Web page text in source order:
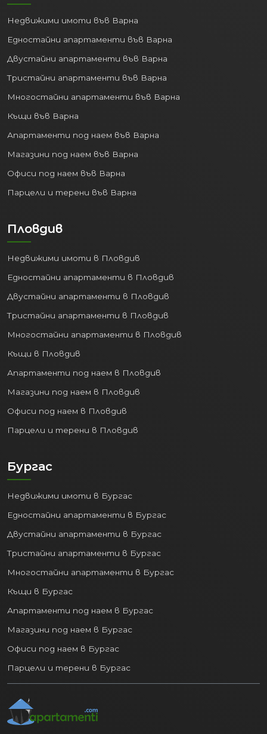
Недвижими имоти във Варна
Едностайни апартаменти във Варна
Двустайни апартаменти във Варна
Тристайни апартаменти във Варна
Многостайни апартаменти във Варна
Къщи във Варна
Апартаменти под наем във Варна
Магазини под наем във Варна
Офиси под наем във Варна
Парцели и терени във Варна
Пловдив
Недвижими имоти в Пловдив
Едностайни апартаменти в Пловдив
Двустайни апартаменти в Пловдив
Тристайни апартаменти в Пловдив
Многостайни апартаменти в Пловдив
Къщи в Пловдив
Апартаменти под наем в Пловдив
Магазини под наем в Пловдив
Офиси под наем в Пловдив
Парцели и терени в Пловдив
Бургас
Недвижими имоти в Бургас
Едностайни апартаменти в Бургас
Двустайни апартаменти в Бургас
Тристайни апартаменти в Бургас
Многостайни апартаменти в Бургас
Къщи в Бургас
Апартаменти под наем в Бургас
Магазини под наем в Бургас
Офиси под наем в Бургас
Парцели и терени в Бургас